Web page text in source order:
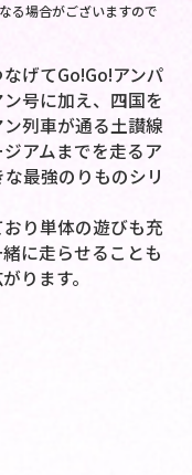
る場合がございますので
げてGo!Go!アンパ
号に加え、四国を
列車が通る土讃線
アムまでを走るア
最強のりものシリ
り単体の遊びも充
に走らせることも
ります。